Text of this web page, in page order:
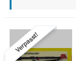
Verpasst!